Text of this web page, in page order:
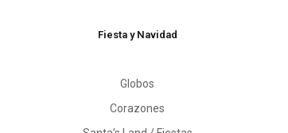
Fiesta y Navidad
Globos
Corazones